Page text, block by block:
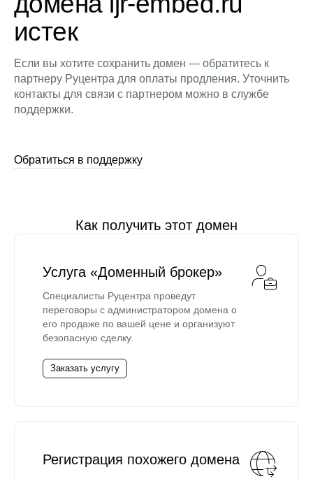
истек
Если вы хотите сохранить домен — обратитесь к
партнеру Руцентра для оплаты продления. Уточнить
контакты для связи с партнером можно в службе
поддержки.
Обратиться в поддержку
Как получить этот домен
Услуга «Доменный брокер»
Специалисты Руцентра проведут
переговоры с администратором домена о
его продаже по вашей цене и организуют
безопасную сделку.
Заказать услугу
Регистрация похожего домена